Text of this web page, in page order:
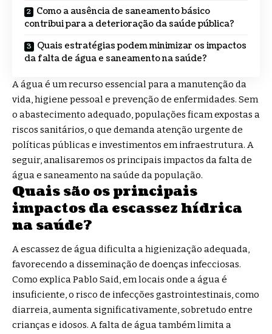
Como a ausência de saneamento básico
contribui para a deterioração da saúde pública?
Quais estratégias podem minimizar os impactos
da falta de água e saneamento na saúde?
A água é um recurso essencial para a manutenção da
vida, higiene pessoal e prevenção de enfermidades. Sem
o abastecimento adequado, populações ficam expostas a
riscos sanitários, o que demanda atenção urgente de
políticas públicas e investimentos em infraestrutura. A
seguir, analisaremos os principais impactos da falta de
água e saneamento na saúde da população.
Quais são os principais
impactos da escassez hídrica
na saúde?
A escassez de água dificulta a higienização adequada,
favorecendo a disseminação de doenças infecciosas.
Como explica Pablo Said, em locais onde a água é
insuficiente, o risco de infecções gastrointestinais, como
diarreia, aumenta significativamente, sobretudo entre
crianças e idosos. A falta de água também limita a